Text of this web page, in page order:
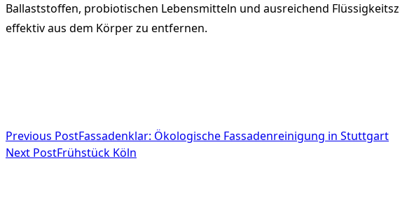
Ballaststoffen, probiotischen Lebensmitteln und ausreichend
effektiv aus dem Körper zu entfernen.
class="nav-
Previous PostFassadenklar: Ökologische Fassadenreinigung in Stuttgart
Next PostFrühstück Köln